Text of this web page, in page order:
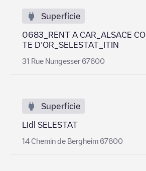
Superfície
0683_RENT A CAR_ALSACE CO
TE D'OR_SELESTAT_ITIN
31 Rue Nungesser 67600
Superfície
Lidl SELESTAT
14 Chemin de Bergheim 67600